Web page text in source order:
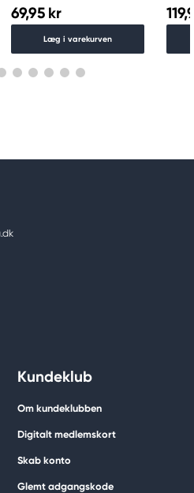
69,95 kr
Læg i varekurven
Kundeklub
Om kundeklubben
Digitalt medlemskort
Skab konto
Glemt adgangskode